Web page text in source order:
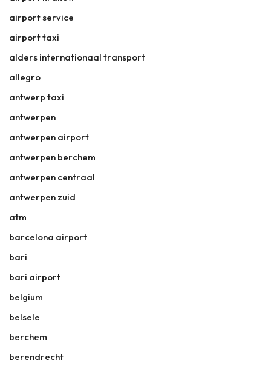
airport service
airport taxi
alders internationaal transport
allegro
antwerp taxi
antwerpen
antwerpen airport
antwerpen berchem
antwerpen centraal
antwerpen zuid
atm
barcelona airport
bari
bari airport
belgium
belsele
berchem
berendrecht